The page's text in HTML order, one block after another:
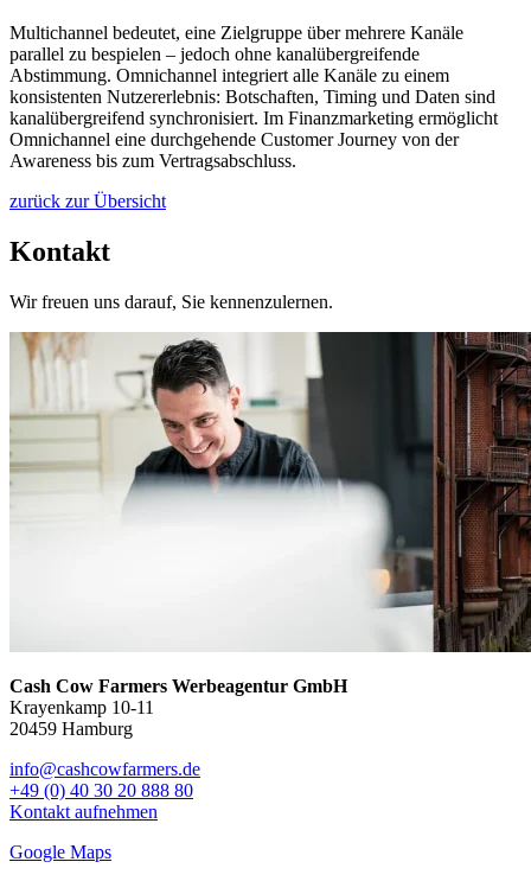
Multichannel bedeutet, eine Zielgruppe über mehrere Kanäle
parallel zu bespielen – jedoch ohne kanalübergreifende
Abstimmung. Omnichannel integriert alle Kanäle zu einem
konsistenten Nutzererlebnis: Botschaften, Timing und Daten sind
kanalübergreifend synchronisiert. Im Finanzmarketing ermöglicht
Omnichannel eine durchgehende Customer Journey von der
Awareness bis zum Vertragsabschluss.
zurück zur Übersicht
Kontakt
Wir freuen uns darauf, Sie kennenzulernen.
Cash Cow Farmers Werbeagentur GmbH
Krayenkamp 10-11
20459 Hamburg
info@cashcowfarmers.de
+49 (0) 40 30 20 888 80
Kontakt aufnehmen
Google Maps